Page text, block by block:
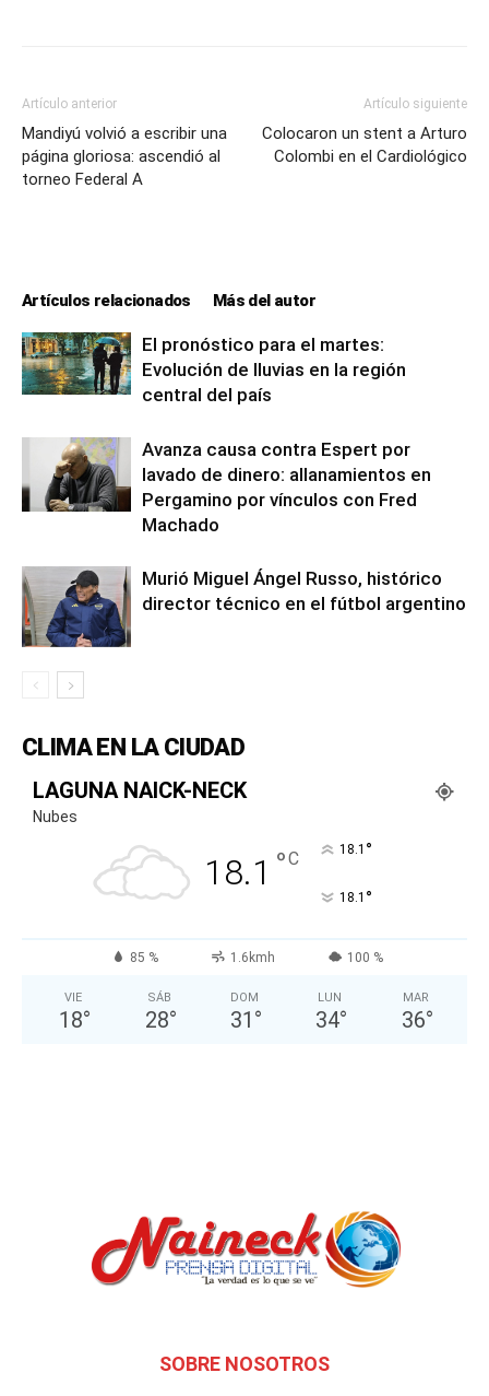
Artículo anterior
Mandiyú volvió a escribir una
página gloriosa: ascendió al
torneo Federal A
Artículo siguiente
Colocaron un stent a Arturo
Colombi en el Cardiológico
Artículos relacionados Más del autor
El pronóstico para el martes:
Evolución de lluvias en la región
central del país
Avanza causa contra Espert por
lavado de dinero: allanamientos en
Pergamino por vínculos con Fred
Machado
Murió Miguel Ángel Russo, histórico
director técnico en el fútbol argentino
CLIMA EN LA CIUDAD
LAGUNA NAICK-NECK
Nubes
18.1 °C 18.1 °
18.1 °
85 % 1.6kmh 100 %
VIE
18°
SÁB
28°
DOM
31 °
LUN
34°
MAR
36°
SOBRE NOSOTROS